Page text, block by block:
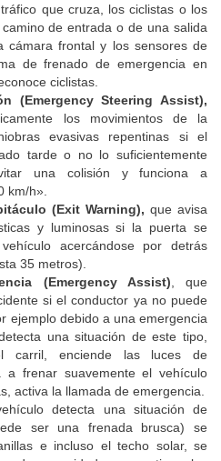
que cruza, los ciclistas o los
de entrada o de una salida
cámara frontal y los sensores de
de frenado de emergencia en
ciclistas.
(Emergency Steering Assist),
los movimientos de la
evasivas repentinas si el
tarde o no lo suficientemente
una colisión y funciona a
km/h».
(Exit Warning), que avisa
y luminosas si la puerta se
acercándose por detrás
35 metros).
(Emergency Assist) , que
si el conductor ya no puede
ejemplo debido a una emergencia
una situación de este tipo,
carril, enciende las luces de
a frenar suavemente el vehículo
activa la llamada de emergencia.
detecta una situación de
ser una frenada brusca) se
e incluso el techo solar, se